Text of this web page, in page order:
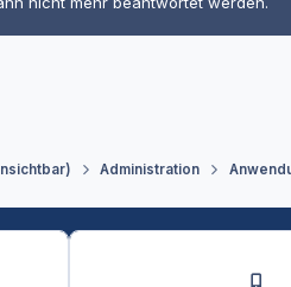
Administration